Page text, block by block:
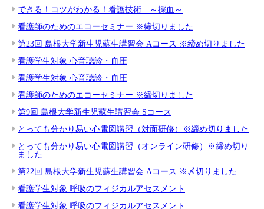
できる！コツがわかる！看護技術 ～採血～
看護師のためのエコーセミナー ※締切りました
第23回 島根大学新生児蘇生講習会 Aコース ※締め切りました
看護学生対象 心音聴診・血圧
看護学生対象 心音聴診・血圧
看護師のためのエコーセミナー ※締切りました
第9回 島根大学新生児蘇生講習会 Sコース
とっても分かり易い心電図講習（対面研修）※締め切りました
とっても分かり易い心電図講習（オンライン研修）※締め切り
ました
第22回 島根大学新生児蘇生講習会 Aコース ※〆切りました
看護学生対象 呼吸のフィジカルアセスメント
看護学生対象 呼吸のフィジカルアセスメント